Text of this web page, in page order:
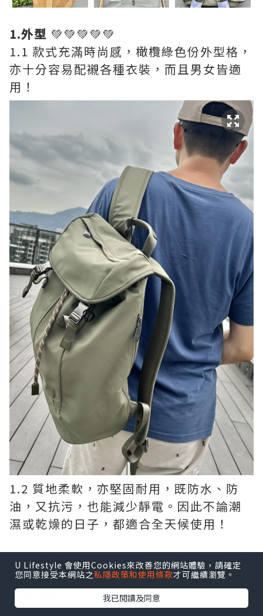
1.外型 💚💚💚💚💚
1.1 款式充滿時尚感，橄欖綠色份外型格，
亦十分容易配襯各種衣裝，而且男女皆適
用！
1.2 質地柔軟，亦堅固耐用，既防水、防
油，又抗污，也能減少靜電。因此不論潮
濕或乾燥的日子，都適合全天候使用！
1.3 帶扣翻蓋的束口抽繩袋，安全可靠。而
且拉開拉鍊即可輕鬆打開，方便快速取用
內部物品。
U Lifestyle 會使用Cookies來改善您的網站體驗，請確定
您同意接受本網站之私隱政策和使用條款才可繼續瀏覽。
我已閱讀及同意